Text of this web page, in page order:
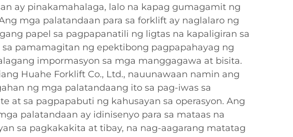
ay pinakamahalaga, lalo na kapag gumagamit ng
mga palatandaan para sa forklift ay naglalaro ng
papel sa pagpapanatili ng ligtas na kapaligiran sa
sa pamamagitan ng epektibong pagpapahayag ng
impormasyon sa mga manggagawa at bisita.
Huahe Forklift Co., Ltd., nauunawaan namin ang
ng mga palatandaang ito sa pag-iwas sa
at sa pagpapabuti ng kahusayan sa operasyon. Ang
palatandaan ay idinisenyo para sa mataas na
sa pagkakakita at tibay, na nag-aagarang matatag